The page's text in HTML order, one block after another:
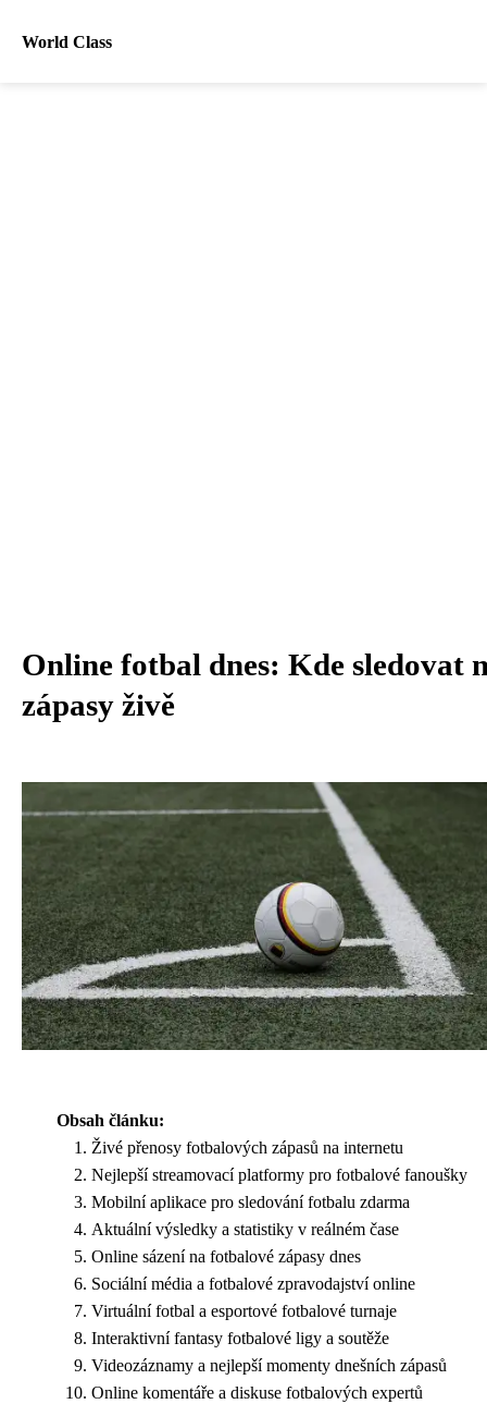
World Class
Online fotbal dnes: Kde sledovat
zápasy živě
Obsah článku:
Živé přenosy fotbalových zápasů na internetu
Nejlepší streamovací platformy pro fotbalové fanoušky
Mobilní aplikace pro sledování fotbalu zdarma
Aktuální výsledky a statistiky v reálném čase
Online sázení na fotbalové zápasy dnes
Sociální média a fotbalové zpravodajství online
Virtuální fotbal a esportové fotbalové turnaje
Interaktivní fantasy fotbalové ligy a soutěže
Videozáznamy a nejlepší momenty dnešních zápasů
Online komentáře a diskuse fotbalových expertů